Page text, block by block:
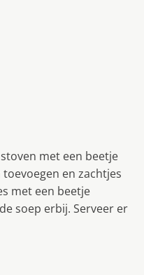
met een beetje
en zachtjes
met een beetje
soep erbij. Serveer er